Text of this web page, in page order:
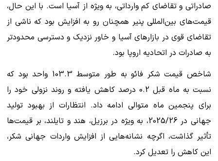
صادراتی و تقاضای کم وارداتی، به ویژه از آسیا است. با این حال،
قیمت‌های بین‌المللی پنیر همچنان رو به افزایش بود که ناشی از
تقاضای قوی در بازارهای آسیا و خاور نزدیک و دسترسی محدودتر
به صادرات در اتحادیه اروپا بود.
شاخص قیمت شکر فائو به طور متوسط ​​103.3 واحد بود که
نسبت به ماه قبل 0.2 درصد کاهش یافته و روند نزولی خود را
برای پنجمین ماه متوالی ادامه داد. انتظارات از بهبود تولید
جهانی در 2025/26، به ویژه در برزیل، هند و تایلند، بر قیمت‌ها
تأثیر گذاشت، اگرچه نشانه‌هایی از افزایش واردات جهانی شکر،
این کاهش را تعدیل کرد.